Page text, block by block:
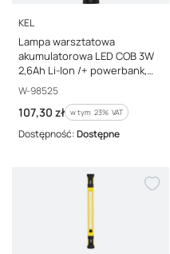
PRODUCENT
KEL
Lampa warsztatowa
akumulatorowa LED COB 3W
2,6Ah Li-Ion /+ powerbank,
hak, magnes/ LW-1PBR
Kod producenta
W-98525
Cena brutto
107,30 zł w tym %s VAT
w tym 23% VAT
Dostępność:Dostępne